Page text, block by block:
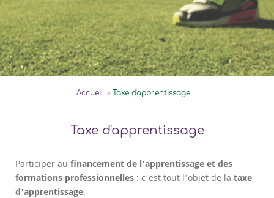
Accueil Taxe d'apprentissage
Taxe d'apprentissage
Participer aufinancement de l’apprentissage et des
formations professionnelles : c’est tout l’objet de lataxe
d’apprentissage.